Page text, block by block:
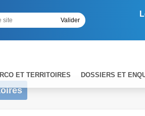
ET TERRITOIRES DOSSIERS ET